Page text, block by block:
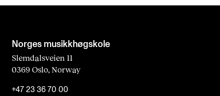
Norges musikk­høgskole
Slemdalsveien 11
0369 Oslo, Norway
+47 23 36 70 00